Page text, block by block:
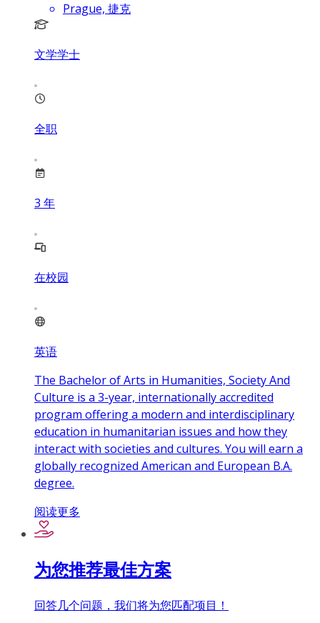
Prague, 捷克
文学学士
全职
3 年
在校园
英语
The Bachelor of Arts in Humanities, Society And
Culture is a 3-year, internationally accredited
program offering a modern and interdisciplinary
education in humanitarian issues and how they
interact with societies and cultures. You will earn a
globally recognized American and European B.A.
degree.
阅读更多
为您推荐最佳方案
回答几个问题，我们将为您匹配项目！